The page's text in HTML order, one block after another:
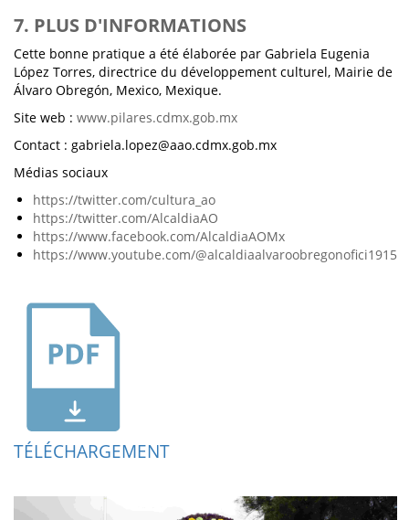
7. PLUS D'INFORMATIONS
Cette bonne pratique a été élaborée par Gabriela Eugenia
López Torres, directrice du développement culturel, Mairie de
Álvaro Obregón, Mexico, Mexique.
Site web : www.pilares.cdmx.gob.mx
Contact : gabriela.lopez@aao.cdmx.gob.mx
Médias sociaux
https://twitter.com/cultura_ao
https://twitter.com/AlcaldiaAO
https://www.facebook.com/AlcaldiaAOMx
https://www.youtube.com/@alcaldiaalvaroobregonofici1915
TÉLÉCHARGEMENT